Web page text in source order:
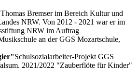
Bremser im Bereich Kultur und
NRW. Von 2012 - 2021 war er im
NRW im Auftrag
an der GGS Mozartschule,
Schulsozialarbeiter-Projekt GGS
2021/2022 "Zauberflöte für Kinder"